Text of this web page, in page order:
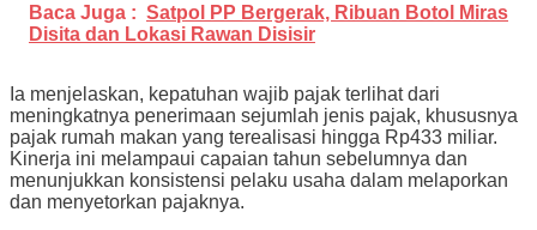
Baca Juga : Satpol PP Bergerak, Ribuan Botol Miras
Disita dan Lokasi Rawan Disisir
Ia menjelaskan, kepatuhan wajib pajak terlihat dari
meningkatnya penerimaan sejumlah jenis pajak, khususnya
pajak rumah makan yang terealisasi hingga Rp433 miliar.
Kinerja ini melampaui capaian tahun sebelumnya dan
menunjukkan konsistensi pelaku usaha dalam melaporkan
dan menyetorkan pajaknya.